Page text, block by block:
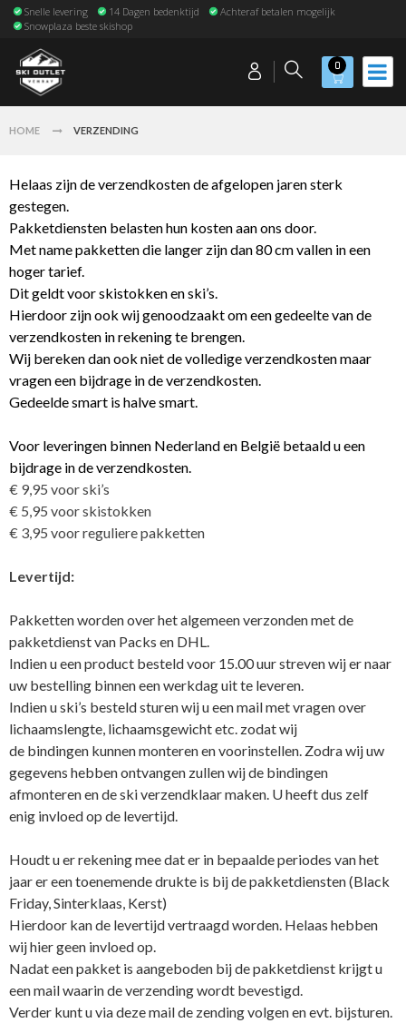
Snelle levering 14 Dagen bedenktijd
Achteraf betalen mogelijk
Snowplaza beste skishop
0
HOME VERZENDING
Helaas zijn de verzendkosten de afgelopen jaren sterk
gestegen.
Pakketdiensten belasten hun kosten aan ons door.
Met name pakketten die langer zijn dan 80 cm vallen in een
hoger tarief.
Dit geldt voor skistokken en ski’s.
Hierdoor zijn ook wij genoodzaakt om een gedeelte van de
verzendkosten in rekening te brengen.
Wij bereken dan ook niet de volledige verzendkosten maar
vragen een bijdrage in de verzendkosten.
Gedeelde smart is halve smart.
Voor leveringen binnen Nederland en België betaald u een
bijdrage in de verzendkosten.
€ 9,95 voor ski’s
€ 5,95 voor skistokken
€ 3,95 voor reguliere pakketten
Levertijd:
Pakketten worden over het algemeen verzonden met de
pakketdienst van Packs en DHL.
Indien u een product besteld voor 15.00 uur streven wij er naar
uw bestelling binnen een werkdag uit te leveren.
Indien u ski’s besteld sturen wij u een mail met vragen over
lichaamslengte, lichaamsgewicht etc. zodat wij
de bindingen kunnen monteren en voorinstellen. Zodra wij uw
gegevens hebben ontvangen zullen wij de bindingen
afmonteren en de ski verzendklaar maken. U heeft dus zelf
enig invloed op de levertijd.
Houdt u er rekening mee dat er in bepaalde periodes van het
jaar er een toenemende drukte is bij de pakketdiensten (Black
Friday, Sinterklaas, Kerst)
Hierdoor kan de levertijd vertraagd worden. Helaas hebben
wij hier geen invloed op.
Nadat een pakket is aangeboden bij de pakketdienst krijgt u
een mail waarin de verzending wordt bevestigd.
Verder kunt u via deze mail de zending volgen en evt. bijsturen.